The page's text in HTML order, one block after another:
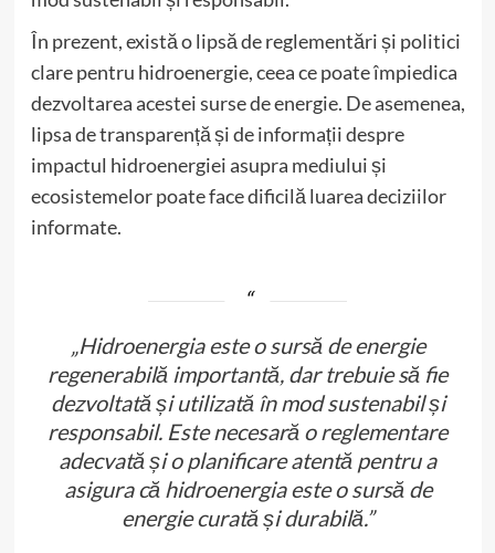
În prezent, există o lipsă de reglementări și politici
clare pentru hidroenergie, ceea ce poate împiedica
dezvoltarea acestei surse de energie. De asemenea,
lipsa de transparență și de informații despre
impactul hidroenergiei asupra mediului și
ecosistemelor poate face dificilă luarea deciziilor
informate.
„Hidroenergia este o sursă de energie
regenerabilă importantă, dar trebuie să fie
dezvoltată și utilizată în mod sustenabil și
responsabil. Este necesară o reglementare
adecvată și o planificare atentă pentru a
asigura că hidroenergia este o sursă de
energie curată și durabilă.”